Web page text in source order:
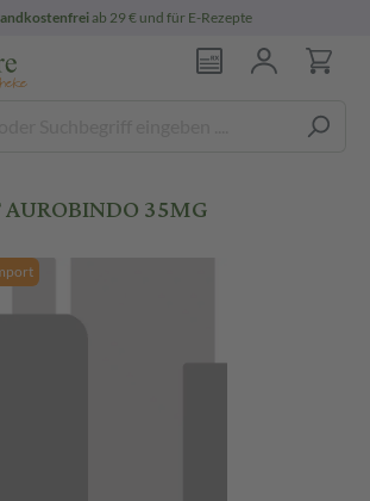
ab 29 € und für E-Rezepte
35MG